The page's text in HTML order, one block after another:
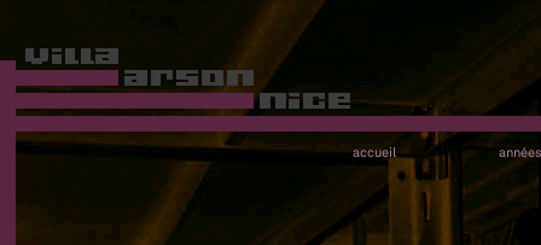
accueil années